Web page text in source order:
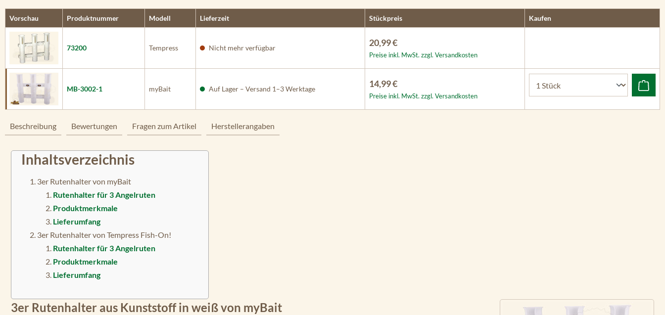
Vorschau Produktnummer Modell Lieferzeit Stückpreis Kaufen
73200 Tempress Nicht mehr verfügbar 20,99 €
Preise inkl. MwSt. zzgl. Versandkosten
MB-3002-1 myBait Auf Lager – Versand 1–3 Werktage 14,99 €
Preise inkl. MwSt. zzgl. Versandkosten
Beschreibung Bewertungen Fragen zum Artikel Herstellerangaben
Inhaltsverzeichnis
3er Rutenhalter von myBait
Rutenhalter für 3 Angelruten
Produktmerkmale
Lieferumfang
3er Rutenhalter von Tempress Fish-On!
Rutenhalter für 3 Angelruten
Produktmerkmale
Lieferumfang
3er Rutenhalter aus Kunststoff in weiß von myBait